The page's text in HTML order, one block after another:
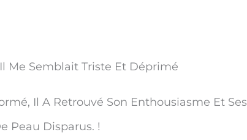
Me Semblait Triste Et Déprimé
Il A Retrouvé Son Enthousiasme Et Ses
Peau Disparus. !